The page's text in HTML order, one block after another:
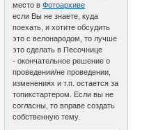
место вФотоархиве
если Вы не знаете, куда
поехать, и хотите обсудить
это с велонародом, то лучше
это сделать в Песочнице
- окончательное решение о
проведении/не проведении,
изменениях и т.п. остается за
топикстартером. Если вы не
согласны, то вправе создать
собственную тему.